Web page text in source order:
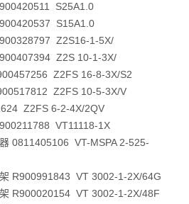
S25A1.0
S15A1.0
Z2S16-1-5X/
Z2S 10-1-3X/
Z2FS 16-8-3X/S2
Z2FS 10-5-3X/V
Z2FS 6-2-4X/2QV
VT11118-1X
0811405106 VT-MSPA 2-525-
R900991843 VT 3002-1-2X/64G
R900020154 VT 3002-1-2X/48F